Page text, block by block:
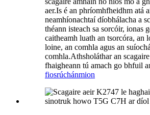
aer.Is é an phríomhfheidhm atá
neamhíonachtaí díobhálacha a
théann isteach sa sorcóir, ionas
caitheamh luath an tsorcóra, an
loine, an comhla agus an
comhla.Athsholáthar an
fhaigheann tú amach go bhfuil
fiosrúchánmion